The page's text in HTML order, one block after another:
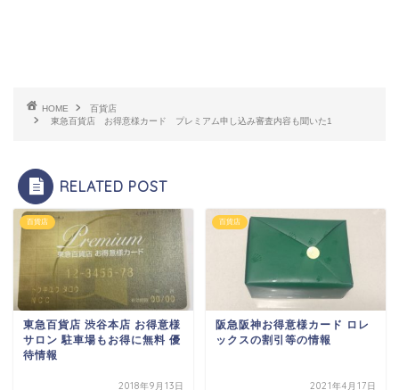
HOME
百貨店
東急百貨店 お得意様カード プレミアム申し込み審査内容も聞いた1
RELATED POST
百貨店
東急百貨店 渋谷本店 お得意様
サロン 駐車場もお得に無料 優
待情報
2018年9月13日
百貨店
阪急阪神お得意様カード ロレ
ックスの割引等の情報
2021年4月17日